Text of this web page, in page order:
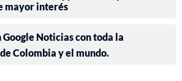
mayor interés
Noticias con toda la
Colombia y el mundo.